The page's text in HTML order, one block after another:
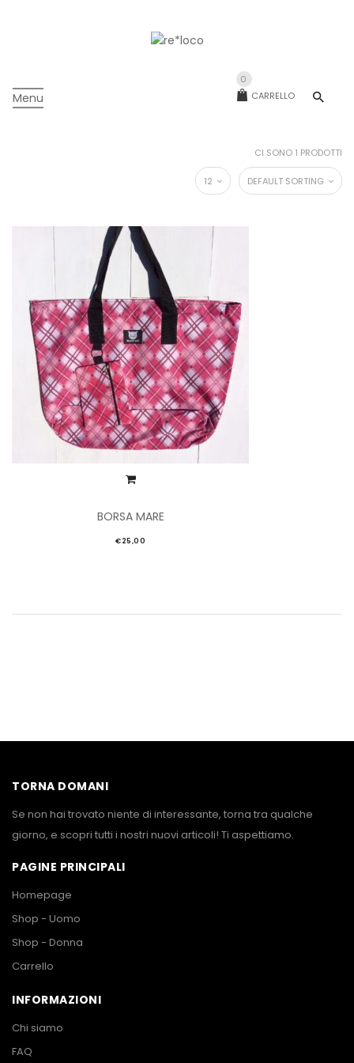
Menu CARRELLO
0
CI SONO 1 PRODOTTI
DEFAULT SORTING
12
BORSA MARE
€25,00
TORNA DOMANI
Se non hai trovato niente di interessante, torna tra qualche
giorno, e scopri tutti i nostri nuovi articoli! Ti aspettiamo.
PAGINE PRINCIPALI
Homepage
Shop - Uomo
Shop - Donna
Carrello
INFORMAZIONI
Chi siamo
FAQ